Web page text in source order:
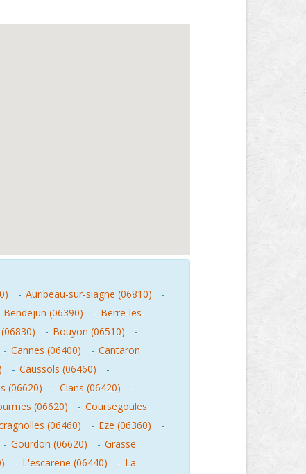
- Auribeau-sur-siagne (06810)
-
Bendejun (06390) - Berre-les-
- Bouyon (06510)
-
- Cannes (06400) - Cantaron
- Caussols (06460)
-
(06620) - Clans (06420)
-
(06620) - Coursegoules
(06460) - Eze (06360)
-
- Gourdon (06620) - Grasse
- L'escarene (06440) - La